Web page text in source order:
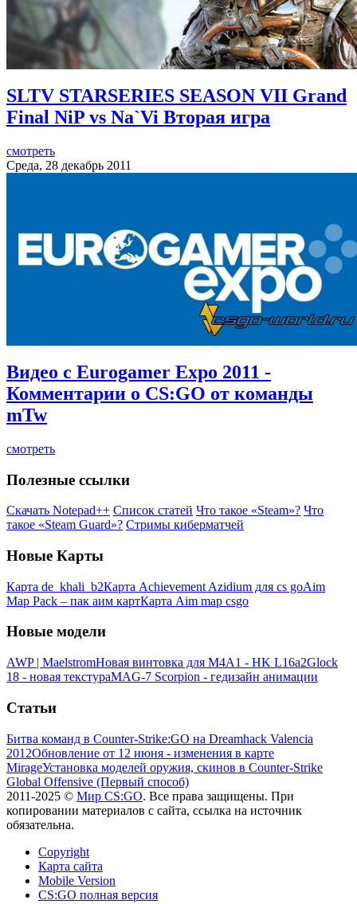
SLTV STARSERIES SEASON VII Grand
Final NiP vs Na`Vi Вторая игра
смотреть
Среда, 28 декабрь 2011
Видео c Eurogamer Expo 2011 -
Комментарии о CS:GO от команды
mTw
смотреть
Полезные ссылки
Скачать Notepad++ Список статей Что такое «Steam»? Что
такое «Steam Guard»? Стримы киберматчей
Новые Карты
Карта de_khali_b2Карта Achievement Azidium для cs goAim
Map Pack – пак аим картКарта Aim map csgo
Новые модели
AWP | MaelstromНовая винтовка для M4A1 - HK L16a2Glock
18 - новая текстураMAG-7 Scorpion - гедизайн анимации
Статьи
Битва команд в Counter-Strike:GO на Dreamhack Valencia
2012Обновление от 12 июня - изменения в карте
MirageУстановка моделей оружия, скинов в Counter-Strike
Global Offensive (Первый способ)
2011-2025 © Мир CS:GO. Все права защищены. При
копировании материалов с сайта, ссылка на источник
обязательна.
Copyright
Карта сайта
Mobile Version
CS:GO полная версия